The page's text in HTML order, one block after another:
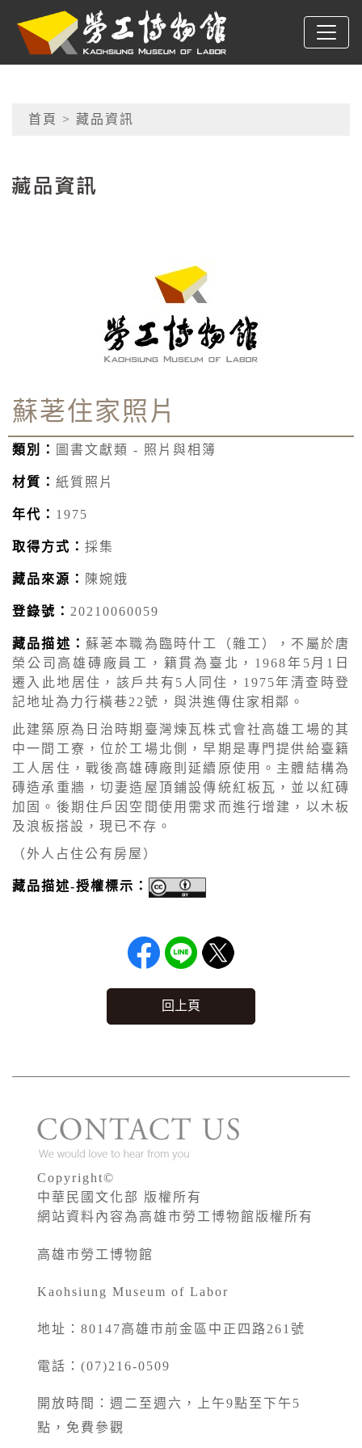
跳到主要內容
高雄市勞工博物館
網頁導覽
首頁 > 藏品資訊
蘇荖住家照片
類別： 圖書文獻類 - 照片與相簿
材質： 紙質照片
年代： 1975
取得方式： 採集
藏品來源： 陳婉娥
登錄號： 20210060059
藏品描述： 蘇荖本職為臨時什工（雜工），不屬於唐
榮公司高雄磚廠員工，籍貫為臺北，1968年5月1日
遷入此地居住，該戶共有5人同住，1975年清查時登
記地址為力行橫巷22號，與洪進傳住家相鄰。
此建築原為日治時期臺灣煉瓦株式會社高雄工場的其
中一間工寮，位於工場北側，早期是專門提供給臺籍
工人居住，戰後高雄磚廠則延續原使用。主體結構為
磚造承重牆，切妻造屋頂鋪設傳統紅板瓦，並以紅磚
加固。後期住戶因空間使用需求而進行增建，以木板
及浪板搭設，現已不存。
（外人占住公有房屋）
藏品描述-授權標示：
回上頁
Copyright©
中華民國文化部 版權所有
網站資料內容為高雄市勞工博物館版權所有
高雄市勞工博物館
Kaohsiung Museum of Labor
地址：80147高雄市前金區中正四路261號
電話：(07)216-0509
開放時間：週二至週六，上午9點至下午5
點，免費參觀